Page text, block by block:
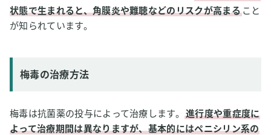
状態で生まれると、角膜炎や難聴などのリスクが高まる こと
が知られています。
梅毒の治療方法
梅毒は抗菌薬の投与によって治療します。進行度や重症度に
よって治療期間は異なりますが、基本的にはペニシリン系の